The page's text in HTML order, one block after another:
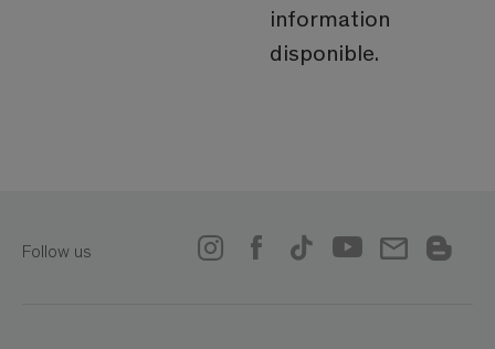
information
disponible.
Follow us